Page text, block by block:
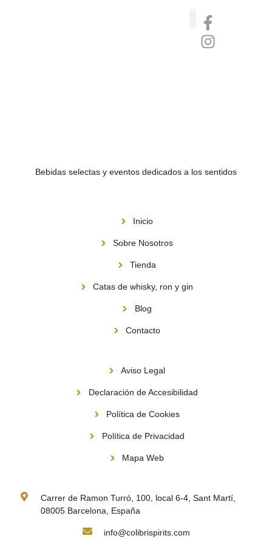
Bebidas selectas y eventos dedicados a los sentidos
Inicio
Sobre Nosotros
Tienda
Catas de whisky, ron y gin
Blog
Contacto
Aviso Legal
Declaración de Accesibilidad
Política de Cookies
Política de Privacidad
Mapa Web
Carrer de Ramon Turró, 100, local 6-4, Sant Martí,
08005 Barcelona, España
info@colibrispirits.com